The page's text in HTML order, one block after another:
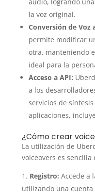
audio, logrando
la voz original.
Conversión de Voz
permite modificar
otra, manteniendo
ideal para la
Acceso a API:
a los
servicios de
aplicaciones,
¿Cómo crear
La utilización de
voiceovers es sencilla
Registro: Accede a
utilizando una cuenta